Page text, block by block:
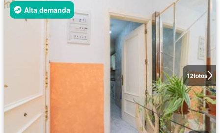
12fotos
Alta demanda